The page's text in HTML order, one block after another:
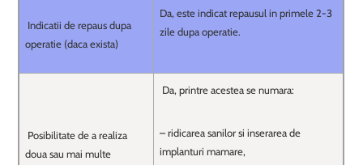
Indicatii de repaus dupa
operatie (daca exista)
Da, este indicat repausul in primele 2-3
zile dupa operatie.
Posibilitate de a realiza
doua sau mai multe
Da, printre acestea se numara:
– ridicarea sanilor si inserarea de
implanturi mamare,